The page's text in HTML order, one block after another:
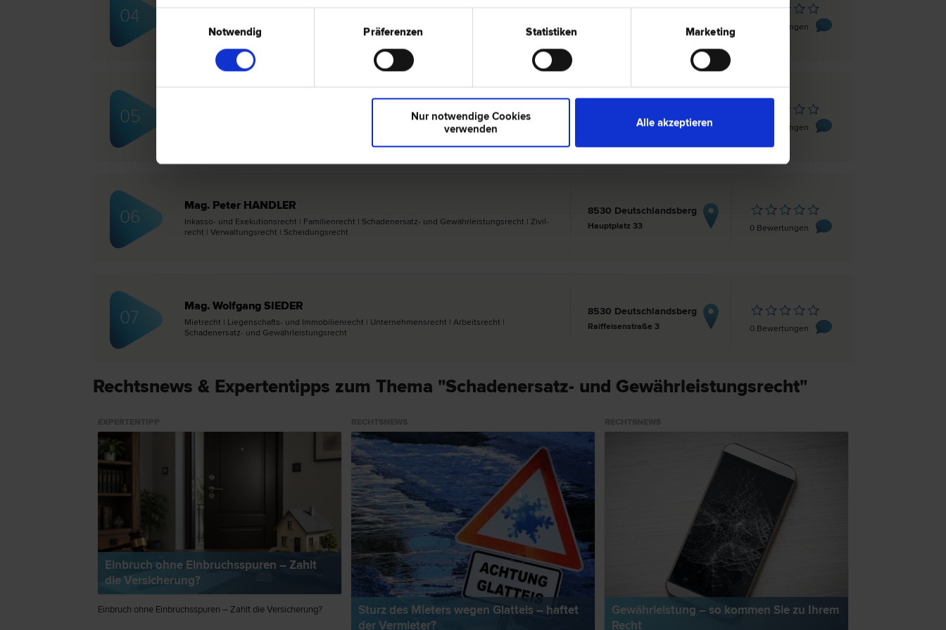
Notwendig
Präferenzen Statistiken Marketing
Nur notwendige Cookies
verwenden
Alle akzeptieren
04
Mag. Christian PLANINC
und Exekutions­recht | Scheidungs­recht
8530 Deutschlandsberg
0 Bewertungen
05
Schadenersatz- und Gewährleistungs­recht | Familien­recht | Erb­recht | Verkehrs­recht | Straf­recht
Hauptplatz 42/I 0 Bewertungen
06
Mag. Peter HANDLER
Inkasso- und Exekutions­recht | Familien­recht | Schadenersatz- und Gewährleistungs­recht | Zivil­
recht | Verwaltungs­recht | Scheidungs­recht
8530 Deutschlandsberg
Hauptplatz 33 0 Bewertungen
07
Mag. Wolfgang SIEDER
Miet­recht | Liegenschafts- und Immobilien­recht | Unternehmens­recht | Arbeits­recht |
Schadenersatz- und Gewährleistungs­recht
8530 Deutschlandsberg
Raiffeisenstraße 3 0 Bewertungen
Rechtsnews & Expertentipps zum Thema "Schadenersatz- und Gewährleistungsrecht"
Einbruch ohne Einbruchsspuren – Zahlt
die Versicherung?
Einbruch ohne Einbruchsspuren – Zahlt die Versicherung?
Sturz des Mieters wegen Glatteis – haftet
der Vermieter?
Gewährleistung – so kommen Sie zu Ihrem
Recht